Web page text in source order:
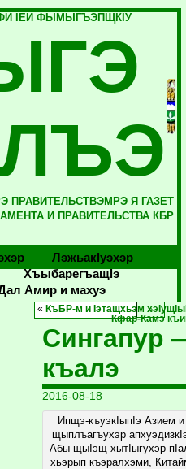
IЕЙ ФЫМЫГЪЭПЩКIУ
ПРАВИТЕЛЬСТВЭМРЭ Я ГАЗЕТ
И ПРАВИТЕЛЬСТВА КБР
Лэжьакlуэхэр
Хъыбарегъащlэ
Амир и махуэ
« КъБР-м и Iэтащхьэм
Кфар-Камэ
Сингапур
къалэ
2016-08-18
Ипщэ-къуэкIыпIэ Азием
щыплъагъухэр
Абы щыIэщ хытIыгухэр
хьэрып къэралхэми,